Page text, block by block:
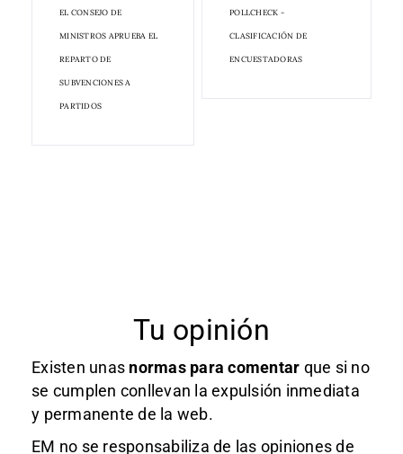
EL CONSEJO DE
MINISTROS APRUEBA EL
REPARTO DE
SUBVENCIONES A
PARTIDOS
POLLCHECK -
CLASIFICACIÓN DE
ENCUESTADORAS
Tu opinión
Existen unas normas para comentar que si no
se cumplen conllevan la expulsión inmediata
y permanente de la web.
EM no se responsabiliza de las opiniones de